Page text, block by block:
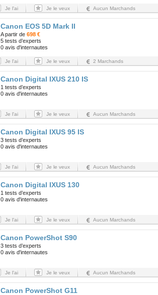
Je l'ai Je le veux Aucun Marchands
Canon EOS 5D Mark II
A partir de 698 €
5 tests d’experts
0 avis d'internautes
Je l'ai Je le veux 2 Marchands
Canon Digital IXUS 210 IS
1 tests d’experts
0 avis d'internautes
Je l'ai Je le veux Aucun Marchands
Canon Digital IXUS 95 IS
3 tests d’experts
0 avis d'internautes
Je l'ai Je le veux Aucun Marchands
Canon Digital IXUS 130
1 tests d’experts
0 avis d'internautes
Je l'ai Je le veux Aucun Marchands
Canon PowerShot S90
3 tests d’experts
0 avis d'internautes
Je l'ai Je le veux Aucun Marchands
Canon PowerShot G11